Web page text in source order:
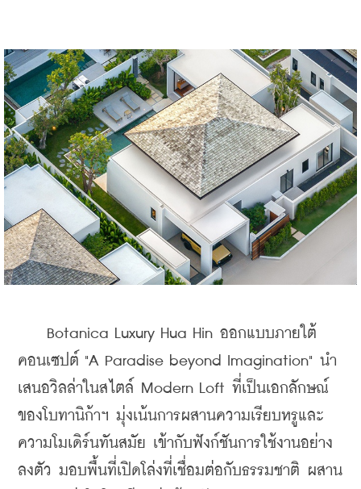
Botanica Luxury Hua Hin ออกแบบภายใต้
คอนเซปต์ "A Paradise beyond Imagination" นำ
เสนอวิลล่าในสไตล์ Modern Loft ที่เป็นเอกลักษณ์
ของโบทานิก้าฯ มุ่งเน้นการผสานความเรียบหรูและ
ความโมเดิร์นทันสมัย เข้ากับฟังก์ชันการใช้งานอย่าง
ลงตัว มอบพื้นที่เปิดโล่งที่เชื่อมต่อกับธรรมชาติ ผสาน